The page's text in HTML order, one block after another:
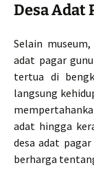
Desa Adat
Selain
adat pagar
tertua di
langsung
adat hingga
desa adat
berharga